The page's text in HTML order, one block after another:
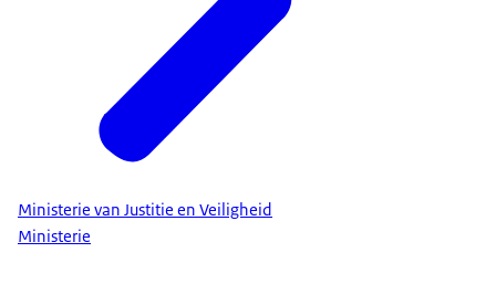
Ministerie van Justitie en Veiligheid
Ministerie